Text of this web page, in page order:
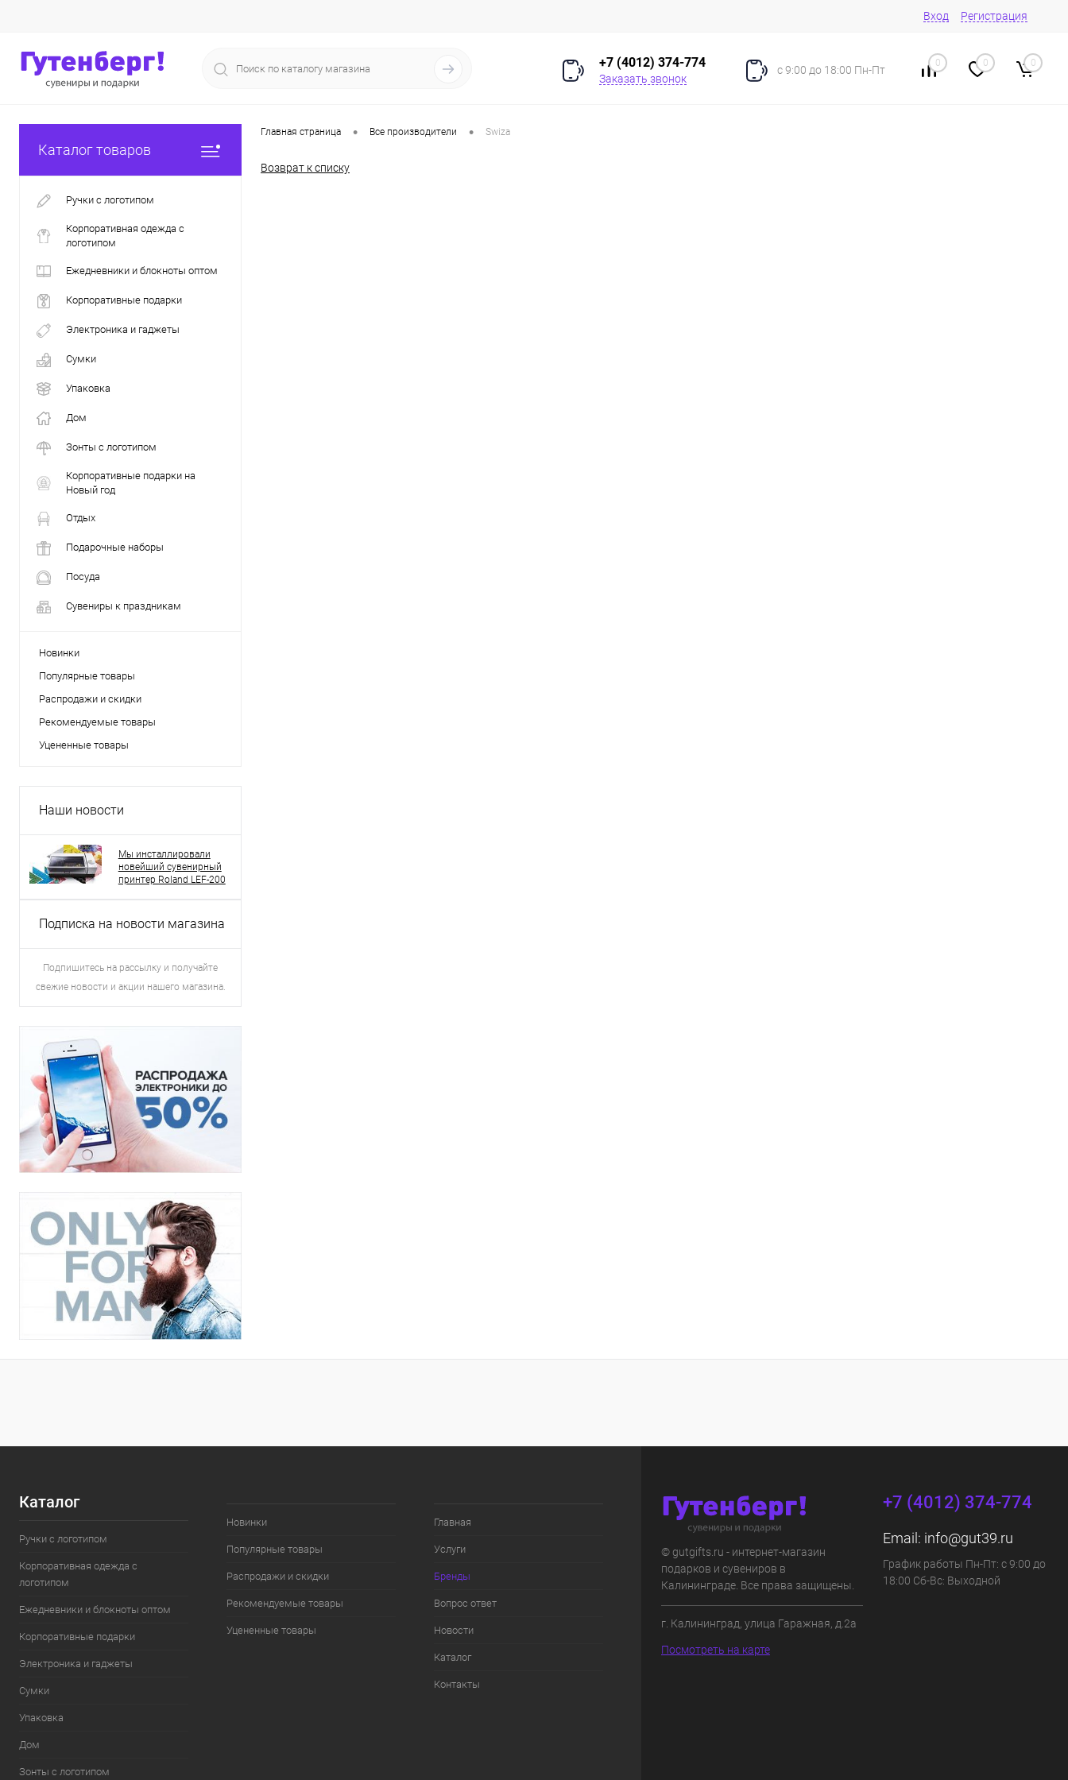
Вход Регистрация
+7 (4012) 374-774
Заказать звонок
с 9:00 до 18:00 Пн-Пт
0 0 0
Каталог товаров
Ручки с логотипом
Корпоративная одежда с
логотипом
Ежедневники и блокноты оптом
Корпоративные подарки
Электроника и гаджеты
Сумки
Упаковка
Дом
Зонты с логотипом
Корпоративные подарки на
Новый год
Отдых
Подарочные наборы
Посуда
Сувениры к праздникам
Новинки
Популярные товары
Распродажи и скидки
Рекомендуемые товары
Уцененные товары
Наши новости
Мы инсталлировали
новейший сувенирный
принтер Roland LEF-200
Подписка на новости магазина
Подпишитесь на рассылку и получайте
свежие новости и акции нашего магазина.
Главная страница • Все производители • Swiza
Возврат к списку
Каталог
Ручки с логотипом
Корпоративная одежда с
логотипом
Ежедневники и блокноты оптом
Корпоративные подарки
Электроника и гаджеты
Сумки
Упаковка
Дом
Зонты с логотипом
Новинки
Популярные товары
Распродажи и скидки
Рекомендуемые товары
Уцененные товары
Главная
Услуги
Бренды
Вопрос ответ
Новости
Каталог
Контакты
© gutgifts.ru - интернет-магазин
подарков и сувениров в
Калининграде. Все права защищены.
г. Калининград, улица Гаражная, д.2а
Посмотреть на карте
+7 (4012) 374-774
Email: info@gut39.ru
График работы Пн-Пт: с 9:00 до
18:00 Сб-Вс: Выходной